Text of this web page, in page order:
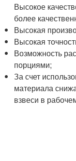
Высокое
более
Высокая
Высокая
Возможность
порциями;
За счет
материала
взвеси в